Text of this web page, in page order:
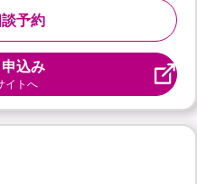
予約
込み
イトへ